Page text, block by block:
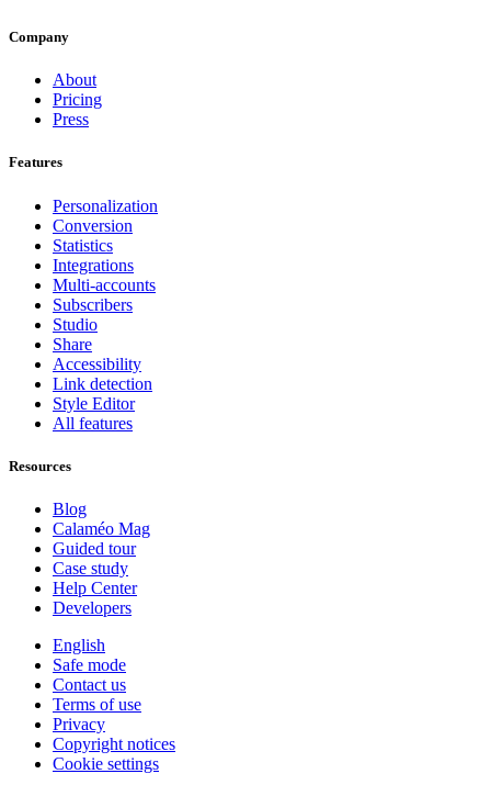
Company
About
Pricing
Press
Features
Personalization
Conversion
Statistics
Integrations
Multi-accounts
Subscribers
Studio
Share
Accessibility
Link detection
Style Editor
All features
Resources
Blog
Calaméo Mag
Guided tour
Case study
Help Center
Developers
English
Safe mode
Contact us
Terms of use
Privacy
Copyright notices
Cookie settings